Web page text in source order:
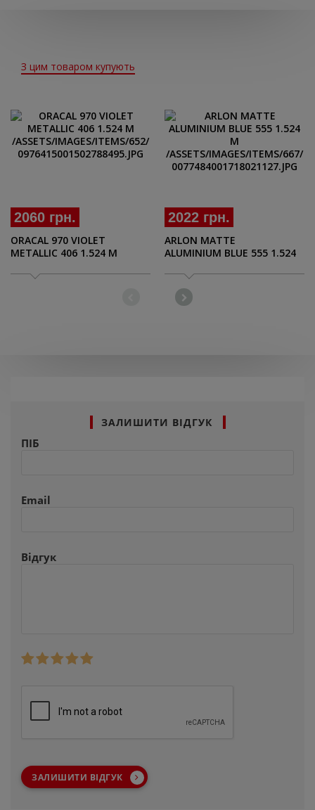
З цим товаром купують
2060 грн.
ORACAL 970 VIOLET
METALLIC 406 1.524 M
2022 грн.
ARLON MATTE
ALUMINIUM BLUE 555 1.524
ЗАЛИШИТИ ВІДГУК
ПІБ
Email
Відгук
ЗАЛИШИТИ ВІДГУК